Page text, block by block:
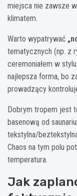
miejsca nie zawsze
klimatem.
Warto wypatrywać
tematycznych (np. z
ceremoniałem w
najlepsza forma, bo
prowadzący
Dobrym tropem jest
basenową od
tekstylna/
Chaos na tym polu
temperatura.
Jak